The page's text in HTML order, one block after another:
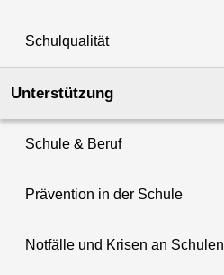
Schulqualität
Unterstützung
Schule & Beruf
Prävention in der Schule
Notfälle und Krisen an Schulen